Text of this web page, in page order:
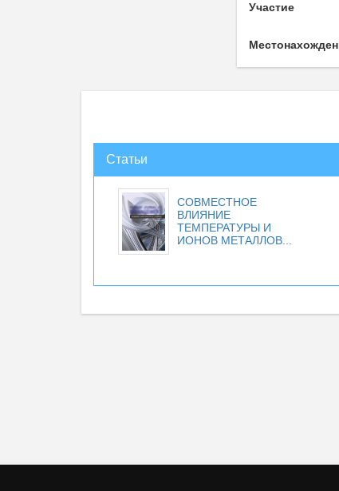
Участие
Статьи
СОВМЕСТНОЕ
ВЛИЯНИЕ
ТЕМПЕРАТУРЫ И
ИОНОВ МЕТАЛЛОВ...